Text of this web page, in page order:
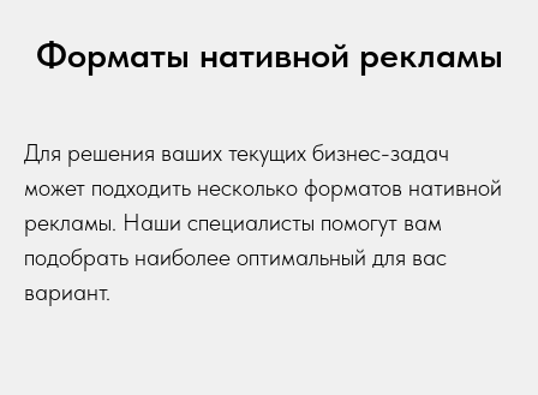
Форматы нативной рекламы
Для решения ваших текущих бизнес-задач
может подходить несколько форматов нативной
рекламы. Наши специалисты помогут вам
подобрать наиболее оптимальный для вас
вариант.